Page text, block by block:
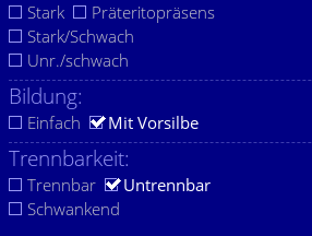
Stark
Präteritopräsens
Stark/Schwach
Unr./schwach
Bildung:
Einfach Mit Vorsilbe
Trennbarkeit:
Trennbar
Untrennbar
Schwankend